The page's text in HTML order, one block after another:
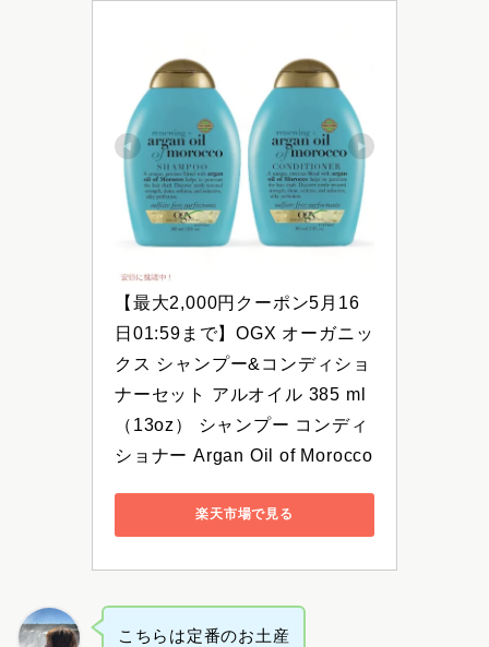
【最大2,000円クーポン5月16
日01:59まで】OGX オーガニッ
クス シャンプー&コンディショ
ナーセット アルオイル 385 ml
（13oz） シャンプー コンディ
ショナー Argan Oil of Morocco
楽天市場で見る
こちらは定番のお土産